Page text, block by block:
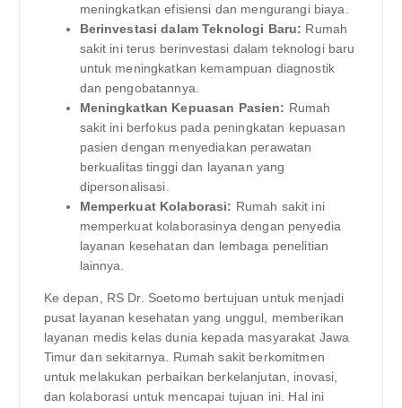
meningkatkan efisiensi dan mengurangi biaya.
Berinvestasi dalam Teknologi Baru: Rumah
sakit ini terus berinvestasi dalam teknologi baru
untuk meningkatkan kemampuan diagnostik
dan pengobatannya.
Meningkatkan Kepuasan Pasien: Rumah
sakit ini berfokus pada peningkatan kepuasan
pasien dengan menyediakan perawatan
berkualitas tinggi dan layanan yang
dipersonalisasi.
Memperkuat Kolaborasi: Rumah sakit ini
memperkuat kolaborasinya dengan penyedia
layanan kesehatan dan lembaga penelitian
lainnya.
Ke depan, RS Dr. Soetomo bertujuan untuk menjadi
pusat layanan kesehatan yang unggul, memberikan
layanan medis kelas dunia kepada masyarakat Jawa
Timur dan sekitarnya. Rumah sakit berkomitmen
untuk melakukan perbaikan berkelanjutan, inovasi,
dan kolaborasi untuk mencapai tujuan ini. Hal ini